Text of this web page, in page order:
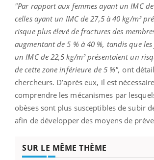
"Par rapport aux femmes ayant un IMC de
celles ayant un IMC de 27,5 à 40 kg/m²
risque plus élevé de fractures des
augmentant de 5 % à 40 %, tandis que
un IMC de 22,5 kg/m² présentaient un
de cette zone inférieure de 5 %", ont
chercheurs. D’après eux, il est
comprendre les mécanismes par
obèses sont plus susceptibles de subir
afin de développer des moyens de
SUR LE MÊME THÈME